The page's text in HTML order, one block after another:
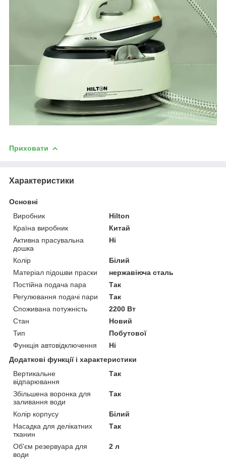
Приховати
Характеристики
Основні
Виробник
Hilton
Країна виробник
Китай
Активна прасувальна
дошка
Ні
Колір
Білий
Матеріал підошви праски
нержавіюча сталь
Постійна подача пара
Так
Регулювання подачі пари
Так
Споживана потужність
2200 Вт
Стан
Новий
Тип
Побутової
Функція автовідключення
Ні
Додаткові функції і характеристики
Вертикальне
відпарювання
Так
Збільшена воронка для
заливання води
Так
Колір корпусу
Білий
Насадка для делікатних
тканин
Так
Об'єм резервуара для
води
2 л